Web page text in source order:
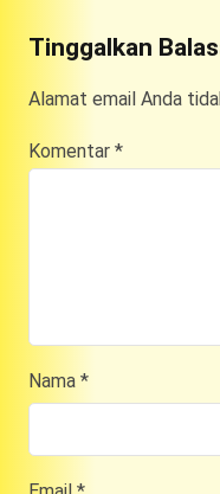
Tinggalkan
Alamat email Anda
Komentar *
Nama *